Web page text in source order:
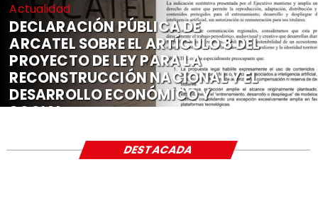
Actualidad
DECLARACIÓN PÚBLICA DE
ARCATEL SOBRE EL ARTÍCULO 8 DEL
PROYECTO DE LEY PARA LA
RECONSTRUCCIÓN NACIONAL Y EL
DESARROLLO ECONÓMICO Y
SOCIAL
DESTACADA